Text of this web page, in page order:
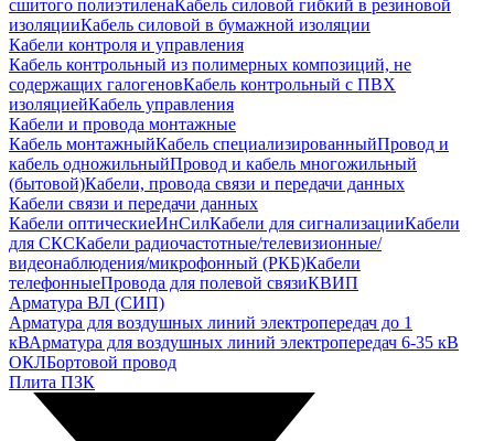
сшитого полиэтиленаКабель силовой гибкий в резиновой
изоляцииКабель силовой в бумажной изоляции
Кабели контроля и управления
Кабель контрольный из полимерных композиций, не
содержащих галогеновКабель контрольный с ПВХ
изоляциейКабель управления
Кабели и провода монтажные
Кабель монтажныйКабель специализированныйПровод и
кабель одножильныйПровод и кабель многожильный
(бытовой)Кабели, провода связи и передачи данных
Кабели связи и передачи данных
Кабели оптическиеИнСилКабели для сигнализацииКабели
для СКСКабели радиочастотные/телевизионные/
видеонаблюдения/микрофонный (РКБ)Кабели
телефонныеПровода для полевой связиКВИП
Арматура ВЛ (СИП)
Арматура для воздушных линий электропередач до 1
кВАрматура для воздушных линий электропередач 6-35 кВ
ОКЛБортовой провод
Плита ПЗК